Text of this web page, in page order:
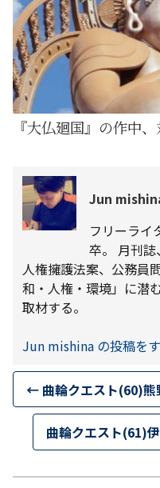
『大仏廻国』の作中
Jun
フリーライ
卒。 月刊誌、週刊誌などで外国人参政権、
人権擁護法案、公務員
和・人権・環境」に潜
取材する。
Jun mishina の投稿を
← 曲輪クエスト(60)
曲輪クエスト(61)